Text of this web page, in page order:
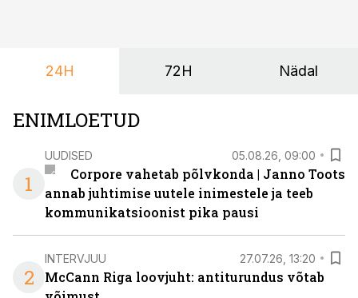
24H 72H Nädal
ENIMLOETUD
1
UUDISED 05.08.26, 09:00
Corpore vahetab põlvkonda | Janno Toots
annab juhtimise uutele inimestele ja teeb
kommunikatsioonist pika pausi
2
INTERVJUU 27.07.26, 13:20
McCann Riga loovjuht: antiturundus võtab